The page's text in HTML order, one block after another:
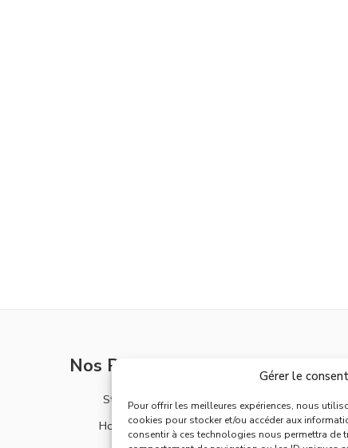
Gérer le
Pour offrir les meilleures expériences, nous
cookies pour stocker et/ou accéder aux
consentir à ces technologies nous permettra de
Nos Produits
Stickers
Horloges